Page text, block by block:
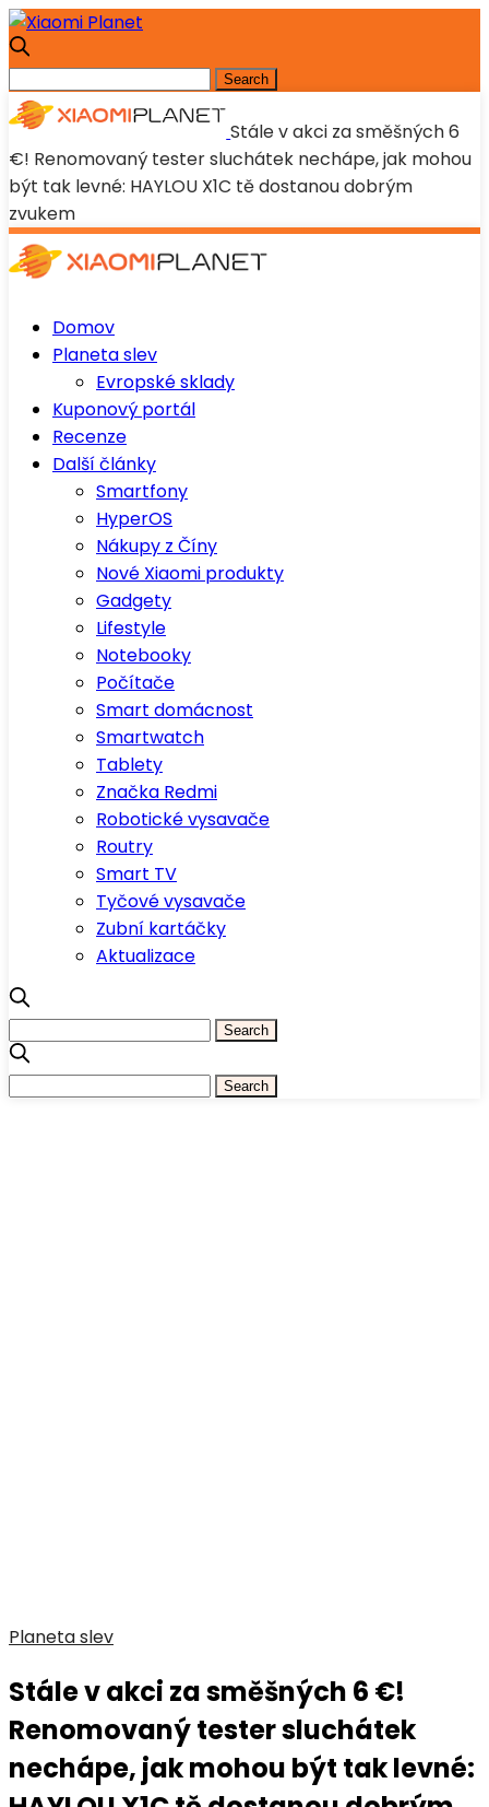
Stále v akci za směšných 6
€! Renomovaný tester sluchátek nechápe, jak mohou
být tak levné: HAYLOU X1C tě dostanou dobrým
zvukem
Domov
Planeta slev
Evropské sklady
Kuponový portál
Recenze
Další články
Smartfony
HyperOS
Nákupy z Číny
Nové Xiaomi produkty
Gadgety
Lifestyle
Notebooky
Počítače
Smart domácnost
Smartwatch
Tablety
Značka Redmi
Robotické vysavače
Routry
Smart TV
Tyčové vysavače
Zubní kartáčky
Aktualizace
Planeta slev
Stále v akci za směšných 6 €!
Renomovaný tester sluchátek
nechápe, jak mohou být tak levné: